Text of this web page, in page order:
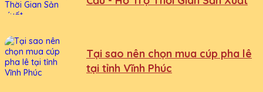
Tại sao nên chọn mua cúp pha lê
tại tỉnh Vĩnh Phúc